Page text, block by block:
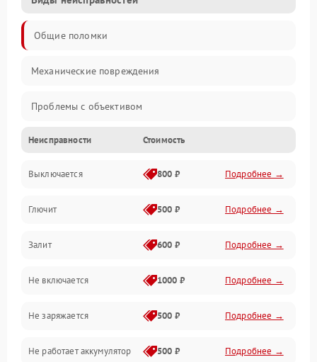
Общие поломки
Механические повреждения
Проблемы с объективом
Электронные ошибки
Механические проблемы
Матрица и оптика
Питание и питание цепей
Проблемы с картами памяти
Объективы
Программные сбои
Неисправности Стоимость
Выключается 800 ₽ Подробнее →
Глючит 500 ₽ Подробнее →
Залит 600 ₽ Подробнее →
Не включается 1000 ₽ Подробнее →
Не заряжается 500 ₽ Подробнее →
Не работает аккумулятор 500 ₽ Подробнее →